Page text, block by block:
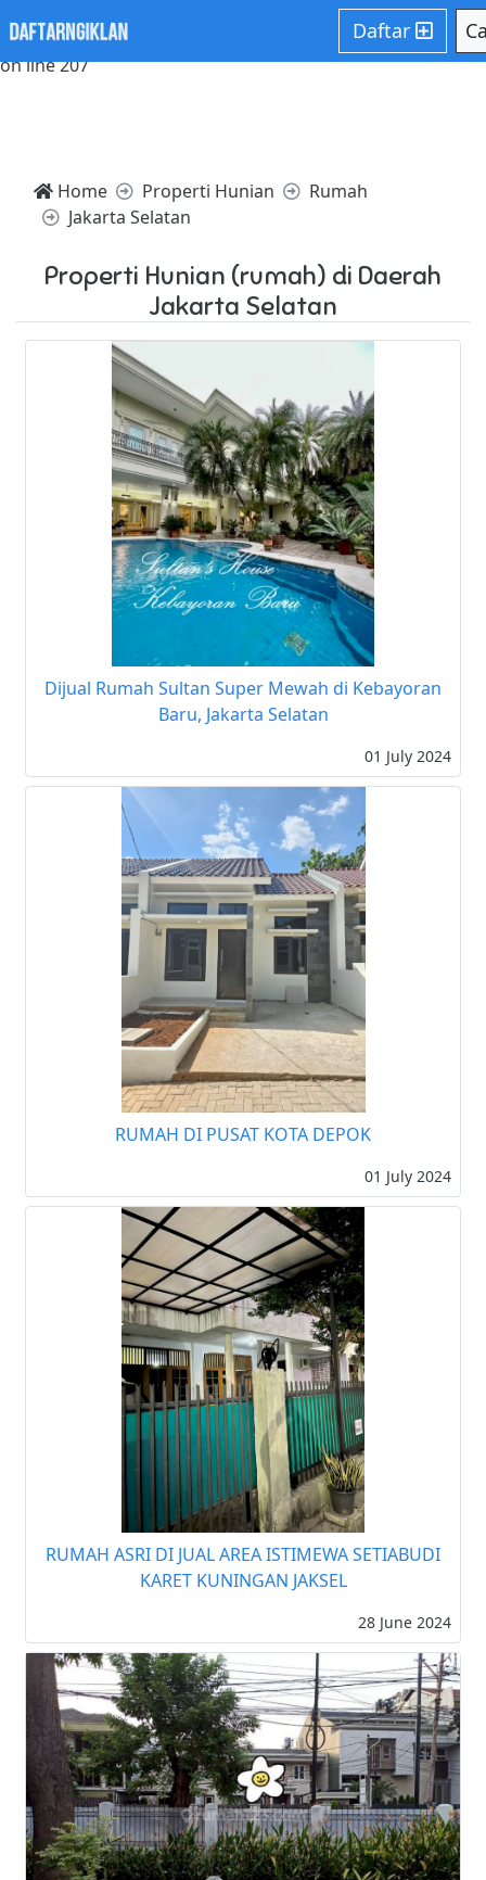
Notice: Trying to access array offset on value of type null in
/home/websiteden/public_html/daftarngiklan.com/core/
on line 207
Daftar
Home Properti Hunian
Rumah
Jakarta Selatan
Properti Hunian (rumah) di Daerah
Jakarta Selatan
Dijual Rumah Sultan Super Mewah di Kebayoran
Baru, Jakarta Selatan
01 July 2024
RUMAH DI PUSAT KOTA DEPOK
01 July 2024
RUMAH ASRI DI JUAL AREA ISTIMEWA SETIABUDI
KARET KUNINGAN JAKSEL
28 June 2024